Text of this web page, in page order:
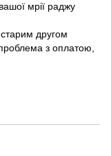
мрії раджу
другом
з оплатою,